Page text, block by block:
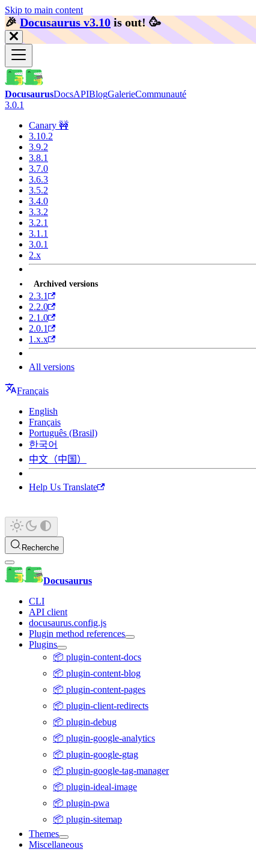
Skip to main content
🎉️Docusaurus v3.10 is out! 🥳️
DocusaurusDocsAPIBlogGalerieCommunauté
3.0.1
Canary 🚧
3.10.2
3.9.2
3.8.1
3.7.0
3.6.3
3.5.2
3.4.0
3.3.2
3.2.1
3.1.1
3.0.1
2.x
Archived versions
2.3.1
2.2.0
2.1.0
2.0.1
1.x.x
All versions
Français
English
Français
Português (Brasil)
한국어
中文（中国）
Help Us Translate
Recherche
Docusaurus
CLI
API client
docusaurus.config.js
Plugin method references
Plugins
📦 plugin-content-docs
📦 plugin-content-blog
📦 plugin-content-pages
📦 plugin-client-redirects
📦 plugin-debug
📦 plugin-google-analytics
📦 plugin-google-gtag
📦 plugin-google-tag-manager
📦 plugin-ideal-image
📦 plugin-pwa
📦 plugin-sitemap
Themes
Miscellaneous